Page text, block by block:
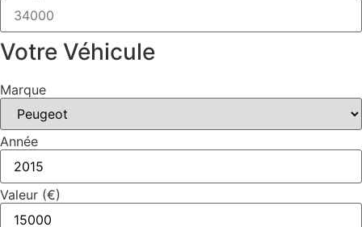
Votre Véhicule
Marque
Année
Valeur (€)